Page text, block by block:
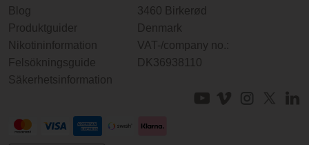
Blog
Produktguider
Nikotininformation
Felsökningsguide
Säkerhetsinformation
3460 Birkerød
Denmark
VAT-/company no.:
DK36938110